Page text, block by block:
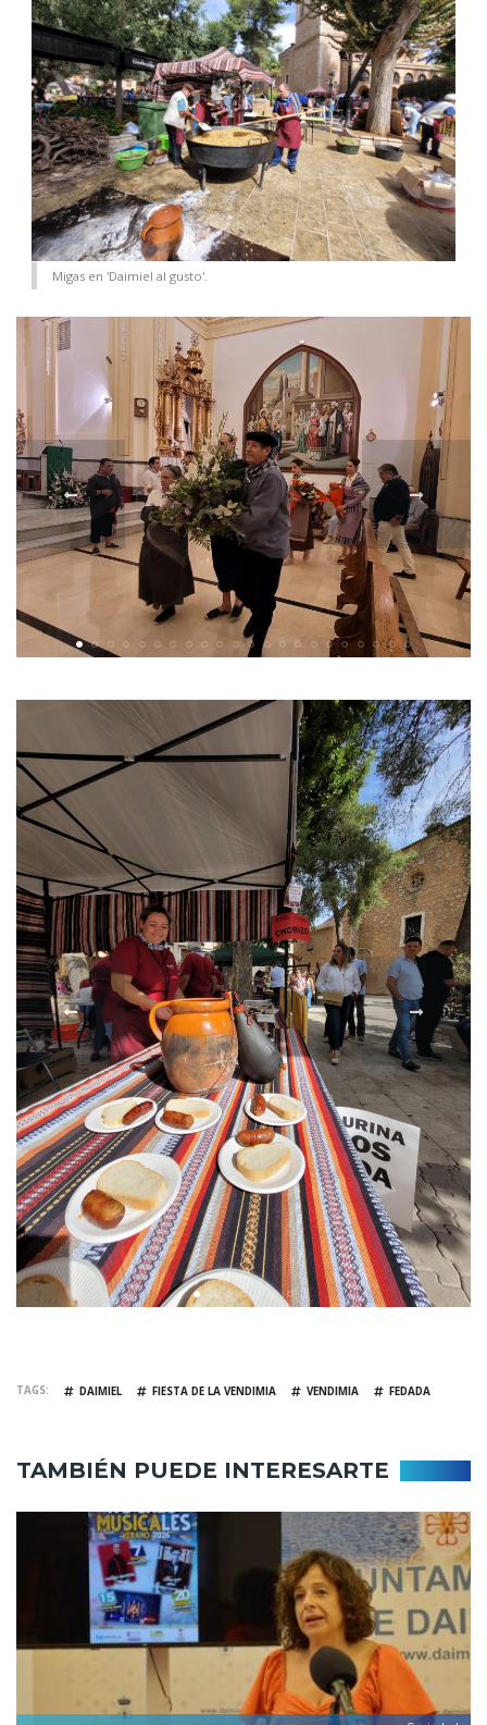
Migas en 'Daimiel al gusto'.
TAGS DAIMIEL FIESTA DE LA VENDIMIA VENDIMIA FEDADA
TAMBIÉN PUEDE INTERESARTE